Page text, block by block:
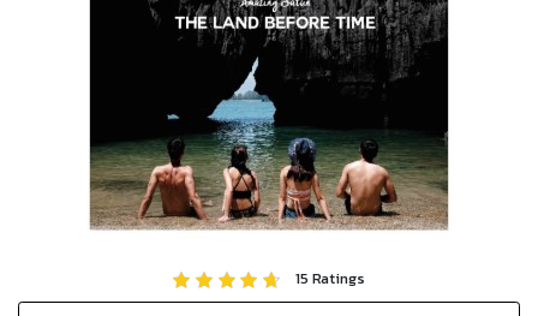
15 Ratings